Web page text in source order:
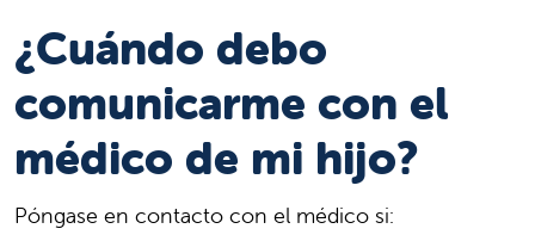
¿Cuándo debo
comunicarme con el
médico de mi hijo?
Póngase en contacto con el médico si: